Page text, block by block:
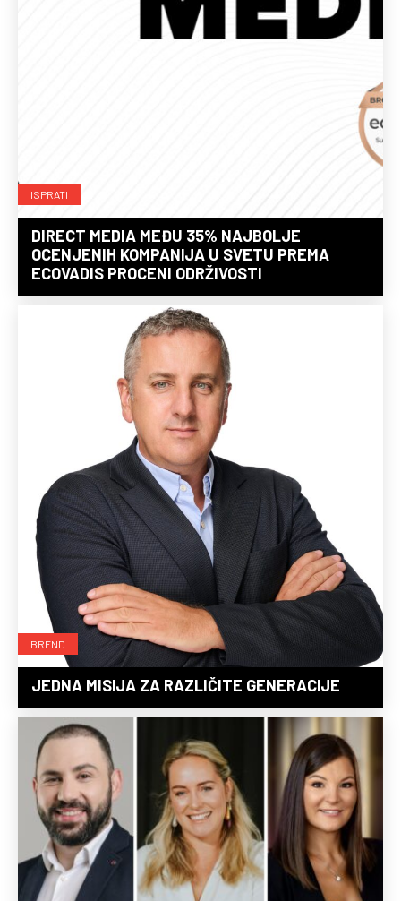
ISPRATI
DIRECT MEDIA MEĐU 35% NAJBOLJE
OCENJENIH KOMPANIJA U SVETU PREMA
ECOVADIS PROCENI ODRŽIVOSTI
BREND
JEDNA MISIJA ZA RAZLIČITE GENERACIJE